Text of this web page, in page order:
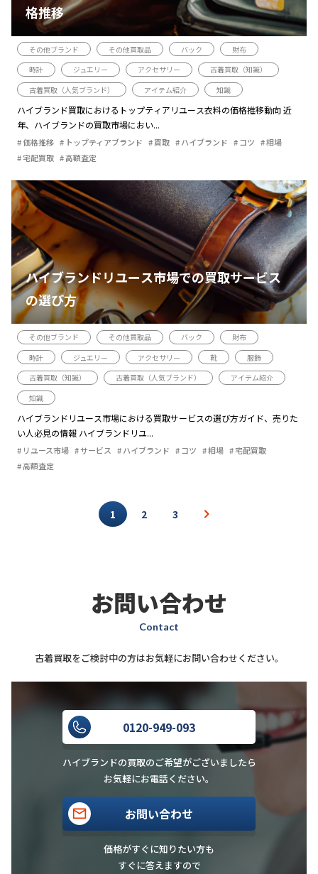
格推移
その他ブランド その他買取品 バック
財布
時計
ジュエリー アクセサリー
古着買取（知識）
古着買取（人気ブランド）
アイテム紹介 知識
ハイブランド買取におけるトップティアリユース衣料の価格推移動向 近
年、ハイブランドの買取市場におい...
価格推移 トップティアブランド 買取 ハイブランド コツ
相場
宅配買取
高額査定
ハイブランドリユース市場での買取サービス
の選び方
その他ブランド その他買取品 バック
財布
時計
ジュエリー アクセサリー 靴
服飾
古着買取（知識）
古着買取（人気ブランド）
アイテム紹介
知識
ハイブランドリユース市場における買取サービスの選び方ガイド、売りた
い人必見の情報 ハイブランドリユ...
リユース市場 サービス ハイブランド コツ 相場
宅配買取
高額査定
1 2 3
お問い合わせ
Contact
古着買取をご検討中の方はお気軽にお問い合わせください。
0120-949-093
ハイブランドの買取のご希望がございましたら
お気軽にお電話ください。
お問い合わせ
価格がすぐに知りたい方も
すぐに答えますので